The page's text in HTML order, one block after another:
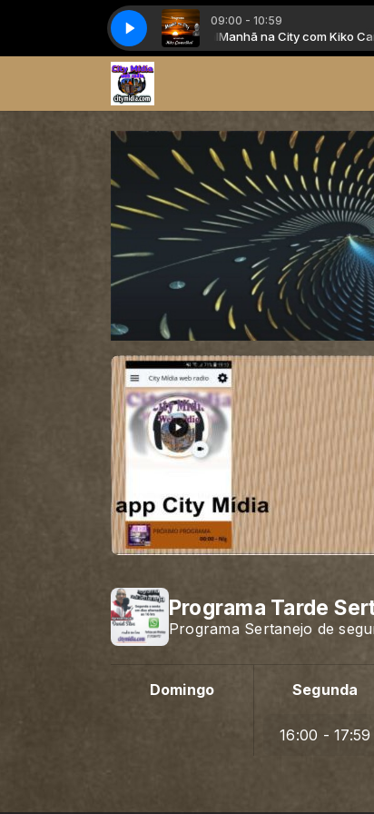
09:00 - 10:59
Manhã na City com Kiko CarvalhalManhã na City com Kiko
Programa Tarde
Programa Sertanejo de
Domingo Segunda
16:00 - 17:59